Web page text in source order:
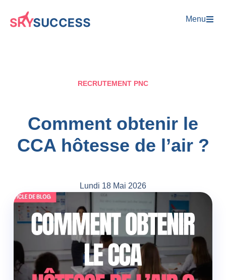
Menu
RECRUTEMENT PNC
Comment obtenir le
CCA hôtesse de l’air ?
Lundi 18 Mai 2026